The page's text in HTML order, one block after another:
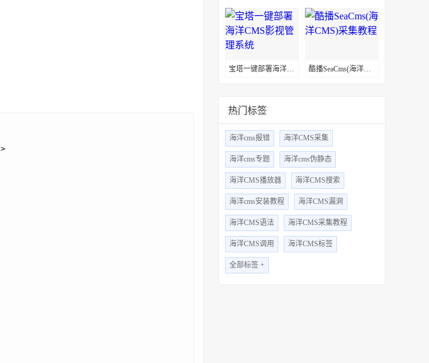
>
宝塔一键部署海洋CMS影视管理系统 酷播SeaCms(海洋CMS)采集教程
热门标签
海洋cms报错 海洋CMS采集
海洋cms专题 海洋cms伪静态
海洋CMS播放器 海洋CMS搜索
海洋cms安装教程 海洋CMS漏洞
海洋CMS语法 海洋CMS采集教程
海洋CMS调用 海洋CMS标签
全部标签 +